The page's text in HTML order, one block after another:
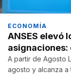
ECONOMÍA
ANSES elevó
asignaciones:
A partir de Agosto
agosto y alcanza a